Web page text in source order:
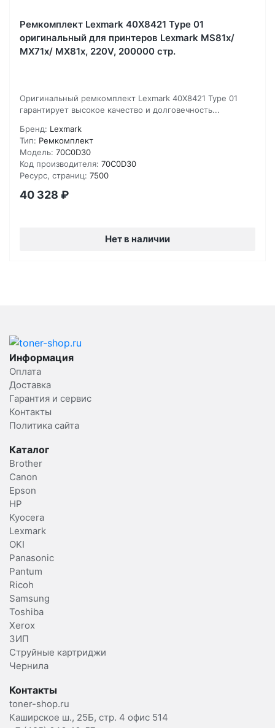
Ремкомплект Lexmark 40X8421 Type 01
оригинальный для принтеров Lexmark MS81x/
MX71x/ MX81x, 220V, 200000 стр.
Оригинальный ремкомплект Lexmark 40X8421 Type 01
гарантирует высокое качество и долговечность...
Бренд: Lexmark
Тип: Ремкомплект
Модель: 70C0D30
Код производителя: 70C0D30
Ресурс, страниц: 7500
40 328 ₽
Нет в наличии
Информация
Оплата
Доставка
Гарантия и сервис
Контакты
Политика сайта
Каталог
Brother
Canon
Epson
HP
Kyocera
Lexmark
OKI
Panasonic
Pantum
Ricoh
Samsung
Toshiba
Xerox
ЗИП
Струйные картриджи
Чернила
Контакты
toner-shop.ru
Каширское ш., 25Б, стр. 4 офис 514